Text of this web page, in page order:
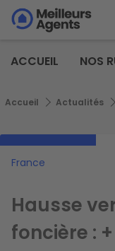
Aller
au
principal
Aller au
principal
Agents
ACCUEIL NOS
Fil d'Ariane
Accueil Actualités
France
Hausse
foncière : +